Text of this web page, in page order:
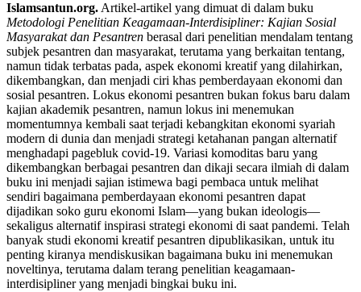
Islamsantun.org. Artikel-artikel yang dimuat di dalam buku
Metodologi Penelitian Keagamaan-Interdisipliner: Kajian Sosial
Masyarakat dan Pesantren berasal dari penelitian mendalam tentang
subjek pesantren dan masyarakat, terutama yang berkaitan tentang,
namun tidak terbatas pada, aspek ekonomi kreatif yang dilahirkan,
dikembangkan, dan menjadi ciri khas pemberdayaan ekonomi dan
sosial pesantren. Lokus ekonomi pesantren bukan fokus baru dalam
kajian akademik pesantren, namun lokus ini menemukan
momentumnya kembali saat terjadi kebangkitan ekonomi syariah
modern di dunia dan menjadi strategi ketahanan pangan alternatif
menghadapi pagebluk covid-19. Variasi komoditas baru yang
dikembangkan berbagai pesantren dan dikaji secara ilmiah di dalam
buku ini menjadi sajian istimewa bagi pembaca untuk melihat
sendiri bagaimana pemberdayaan ekonomi pesantren dapat
dijadikan soko guru ekonomi Islam—yang bukan ideologis—
sekaligus alternatif inspirasi strategi ekonomi di saat pandemi. Telah
banyak studi ekonomi kreatif pesantren dipublikasikan, untuk itu
penting kiranya mendiskusikan bagaimana buku ini menemukan
noveltinya, terutama dalam terang penelitian keagamaan-
interdisipliner yang menjadi bingkai buku ini.